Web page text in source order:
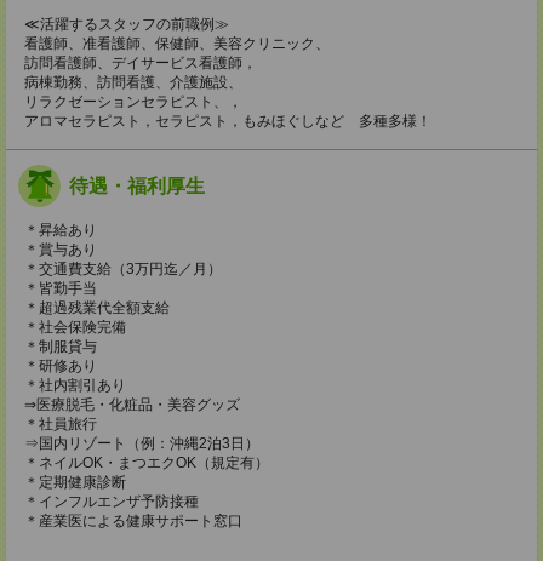
≪活躍するスタッフの前職例≫
看護師、准看護師、保健師、美容クリニック、
訪問看護師、デイサービス看護師，
病棟勤務、訪問看護、介護施設、
リラクゼーションセラピスト、，
アロマセラピスト，セラピスト，もみほぐしなど 多種多様！
待遇・福利厚生
＊昇給あり
＊賞与あり
＊交通費支給（3万円迄／月）
＊皆勤手当
＊超過残業代全額支給
＊社会保険完備
＊制服貸与
＊研修あり
＊社内割引あり
⇒医療脱毛・化粧品・美容グッズ
＊社員旅行
⇒国内リゾート（例：沖縄2泊3日）
＊ネイルOK・まつエクOK（規定有）
＊定期健康診断
＊インフルエンザ予防接種
＊産業医による健康サポート窓口